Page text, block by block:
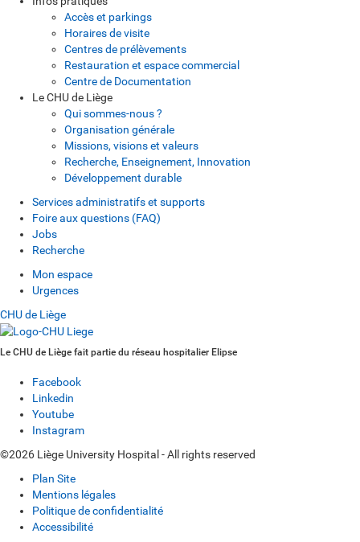
Accès et parkings
Horaires de visite
Centres de prélèvements
Restauration et espace commercial
Centre de Documentation
Le CHU de Liège
Qui sommes-nous ?
Organisation générale
Missions, visions et valeurs
Recherche, Enseignement, Innovation
Développement durable
Services administratifs et supports
Foire aux questions (FAQ)
Jobs
Recherche
Mon espace
Urgences
CHU de Liège
Le CHU de Liège fait partie du réseau hospitalier Elipse
Facebook
Linkedin
Youtube
Instagram
©2026 Liège University Hospital - All rights reserved
Plan Site
Mentions légales
Politique de confidentialité
Accessibilité